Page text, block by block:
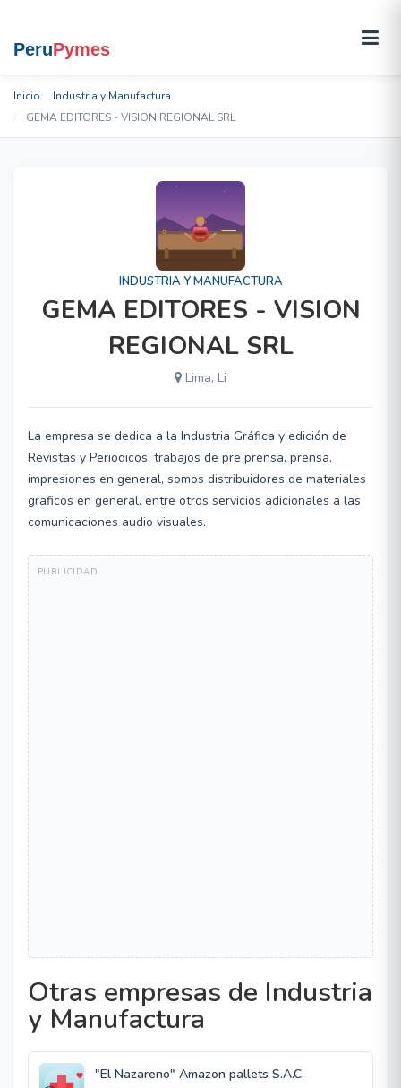
Inicio
Industria y Manufactura
GEMA EDITORES - VISION REGIONAL SRL
INDUSTRIA Y MANUFACTURA
GEMA EDITORES - VISION
REGIONAL SRL
Lima, Li
La empresa se dedica a la Industria Gráfica y edición de
Revistas y Periodicos, trabajos de pre prensa, prensa,
impresiones en general, somos distribuidores de materiales
graficos en general, entre otros servicios adicionales a las
comunicaciones audio visuales.
Otras empresas de Industria
y Manufactura
"El Nazareno" Amazon pallets S.A.C.